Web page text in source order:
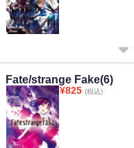
Fate/strange Fake(6)
¥825 (税込)